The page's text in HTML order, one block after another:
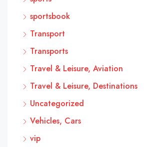
sportsbook
Transport
Transports
Travel & Leisure, Aviation
Travel & Leisure, Destinations
Uncategorized
Vehicles, Cars
vip